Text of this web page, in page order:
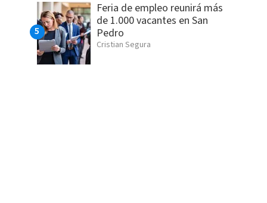
Feria de empleo reunirá más
de 1.000 vacantes en San
Pedro
Cristian Segura